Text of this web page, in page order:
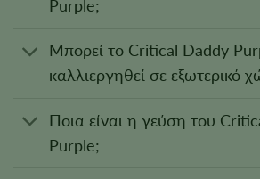
Purple;
Μπορεί το Critical Daddy
καλλιεργηθεί σε εξωτερικό
Ποια είναι η γεύση του
Purple;